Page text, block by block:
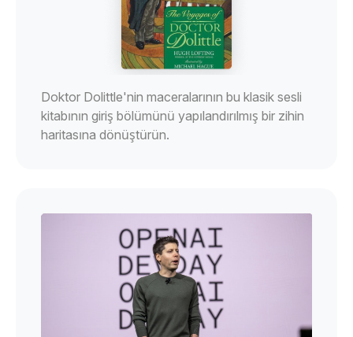
Doktor Dolittle'nin maceralarının bu klasik sesli
kitabının giriş bölümünü yapılandırılmış bir zihin
haritasına dönüştürün.